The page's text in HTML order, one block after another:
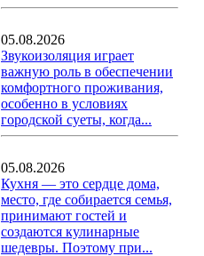
05.08.2026
Звукоизоляция играет
важную роль в обеспечении
комфортного проживания,
особенно в условиях
городской суеты, когда...
05.08.2026
Кухня — это сердце дома,
место, где собирается семья,
принимают гостей и
создаются кулинарные
шедевры. Поэтому при...